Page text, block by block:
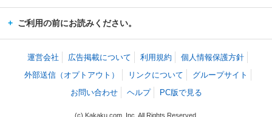
ご利用の前にお読みください。
運営会社 広告掲載について 利用規約
個人情報保護方針
外部送信（オプトアウト）
リンクについて
グループサイト
お問い合わせ
ヘルプ PC版で見る
(c) Kakaku.com, Inc. All Rights Reserved.